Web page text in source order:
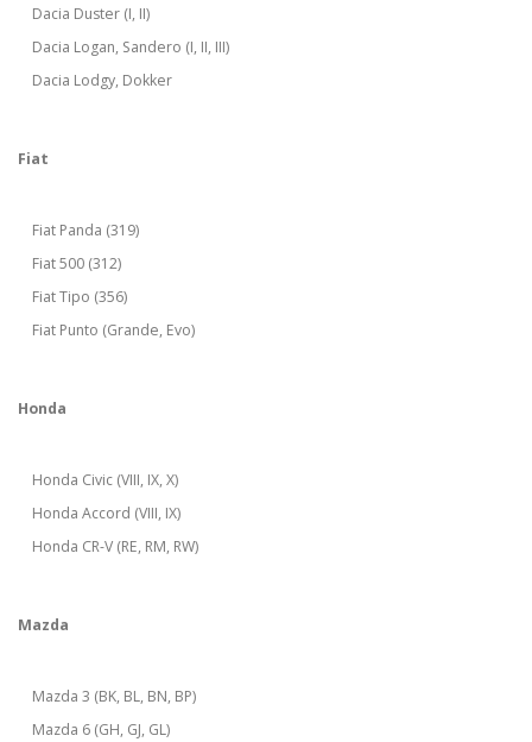
Dacia Duster (I, II)
Dacia Logan, Sandero (I, II, III)
Dacia Lodgy, Dokker
Fiat
Fiat Panda (319)
Fiat 500 (312)
Fiat Tipo (356)
Fiat Punto (Grande, Evo)
Honda
Honda Civic (VIII, IX, X)
Honda Accord (VIII, IX)
Honda CR-V (RE, RM, RW)
Mazda
Mazda 3 (BK, BL, BN, BP)
Mazda 6 (GH, GJ, GL)